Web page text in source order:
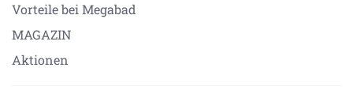
Vorteile bei Megabad
MAGAZIN
Aktionen